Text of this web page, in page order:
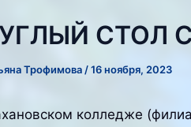
СТОЛ
Трофимова /16 ноября, 2023
колледже